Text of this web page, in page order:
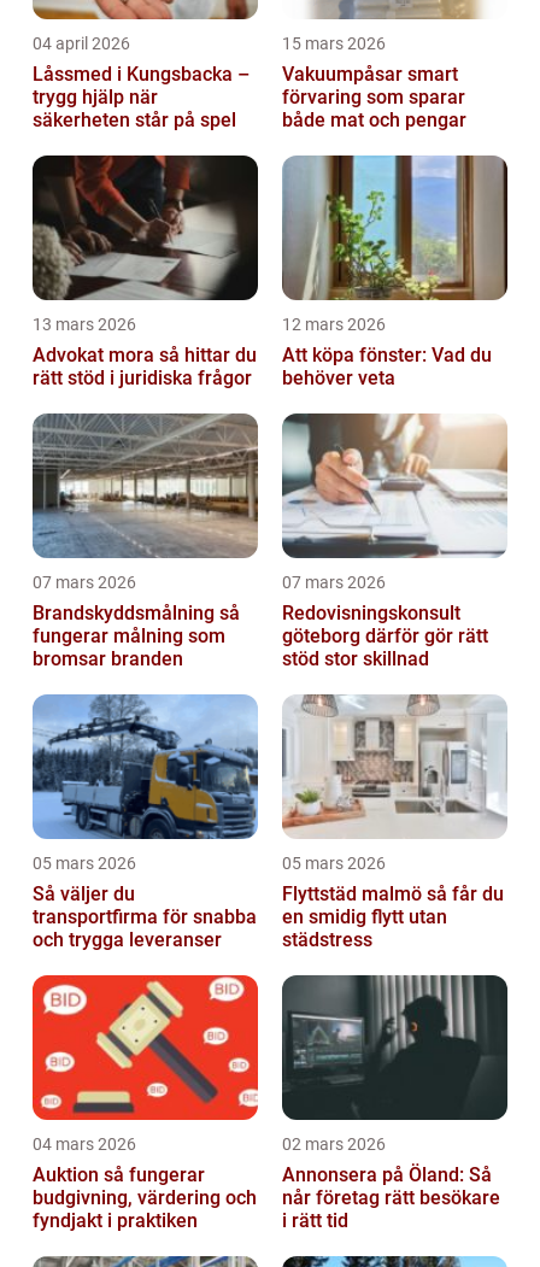
04 april 2026
Låssmed i Kungsbacka –
trygg hjälp när
säkerheten står på spel
15 mars 2026
Vakuumpåsar smart
förvaring som sparar
både mat och pengar
13 mars 2026
Advokat mora så hittar du
rätt stöd i juridiska frågor
12 mars 2026
Att köpa fönster: Vad du
behöver veta
07 mars 2026
Brandskyddsmålning så
fungerar målning som
bromsar branden
07 mars 2026
Redovisningskonsult
göteborg därför gör rätt
stöd stor skillnad
05 mars 2026
Så väljer du
transportfirma för snabba
och trygga leveranser
05 mars 2026
Flyttstäd malmö så får du
en smidig flytt utan
städstress
04 mars 2026
Auktion så fungerar
budgivning, värdering och
fyndjakt i praktiken
02 mars 2026
Annonsera på Öland: Så
når företag rätt besökare
i rätt tid